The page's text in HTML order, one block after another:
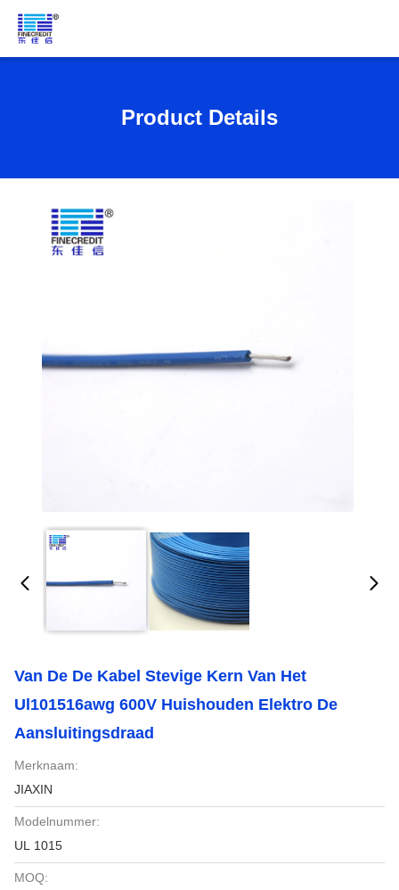
Product Details
Van De De Kabel Stevige Kern Van Het
Ul101516awg 600V Huishouden Elektro De
Aansluitingsdraad
Merknaam:
JIAXIN
Modelnummer:
UL 1015
MOQ: